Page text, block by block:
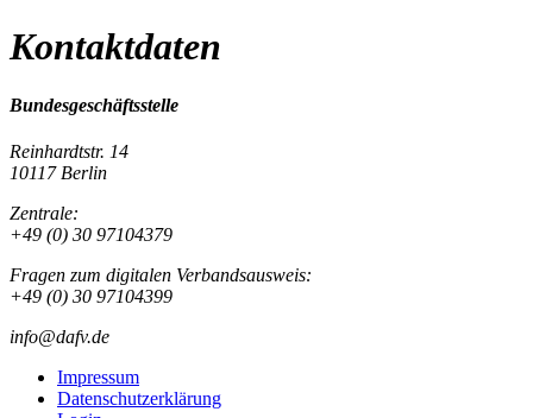
Kontaktdaten
Bundesgeschäftsstelle
Reinhardtstr. 14
10117 Berlin
Zentrale:
+49 (0) 30 97104379
Fragen zum digitalen Verbandsausweis:
+49 (0) 30 97104399
info@dafv.de
Impressum
Datenschutzerklärung